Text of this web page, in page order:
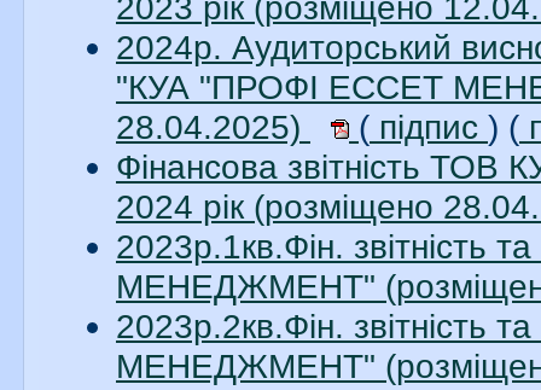
2023 рік (розміщено
2024р. Аудиторський
"КУА "ПРОФІ ЕССЕТ
28.04.2025)
( підпис ) (
Фінансова звітність
2024 рік (розміщено
2023р.1кв.Фін.
МЕНЕДЖМЕНТ"
2023р.2кв.Фін.
МЕНЕДЖМЕНТ"